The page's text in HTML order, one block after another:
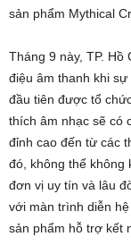
sản phẩm Mythical
Tháng 9 này, TP.
điệu âm thanh khi
đầu tiên được tổ
thích âm nhạc sẽ có
đỉnh cao đến từ các
đó, không thể không
đơn vị uy tín và lâu
với màn trình diễn
sản phẩm hỗ trợ kết